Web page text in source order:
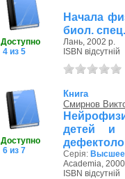
Доступно
4 из 5
Начала
биол. спец.
Лань, 2002 р.
ISBN відсутній
Доступно
6 из 7
Книга
Смирнов
детей и
Серія: Высшее
Academia,
ISBN відсутній